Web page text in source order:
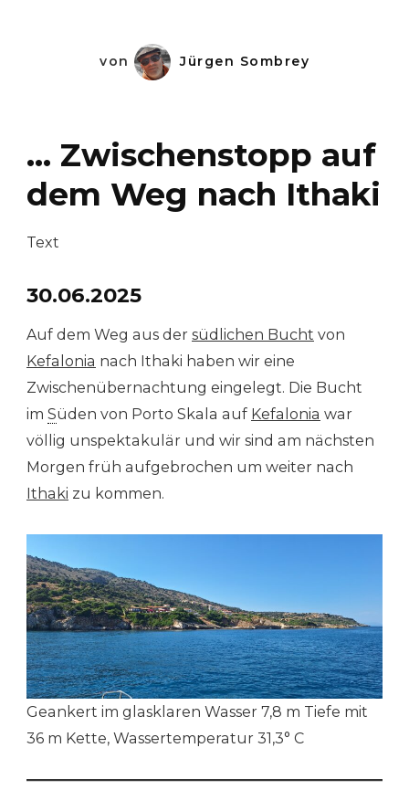
von Jürgen Sombrey
… Zwischenstopp auf
dem Weg nach Ithaki
Text
30.06.2025
Auf dem Weg aus der südlichen Bucht von
Kefalonia nach Ithaki haben wir eine
Zwischenübernachtung eingelegt. Die Bucht
im Süden von Porto Skala auf Kefalonia war
völlig unspektakulär und wir sind am nächsten
Morgen früh aufgebrochen um weiter nach
Ithaki zu kommen.
Geankert im glasklaren Wasser 7,8 m Tiefe mit
36 m Kette, Wassertemperatur 31,3° C